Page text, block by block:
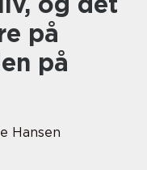
på
på
Hansen